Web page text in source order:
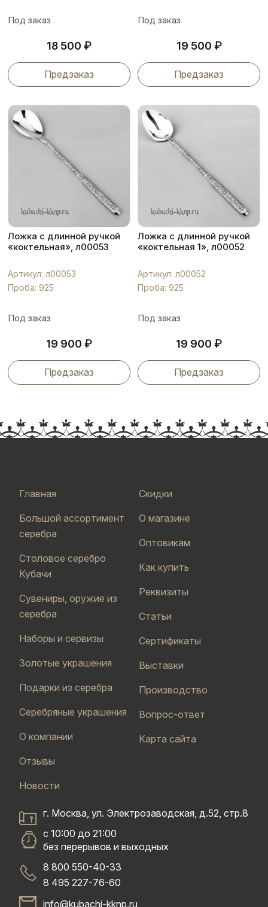
Под заказ
18 500 ₽
Предзаказ
Под заказ
19 500 ₽
Предзаказ
Ложка с длинной ручкой
«коктельная», л00053
Артикул: л00053
Проба: 925
Под заказ
19 900 ₽
Предзаказ
Ложка с длинной ручкой
«коктельная 1», л00052
Артикул: л00052
Проба: 925
Под заказ
19 900 ₽
Предзаказ
Главная
Большой ассортимент
серебра
Столовое серебро
Кубачи
Сувениры, оружие из
серебра
Наборы и сервизы
Золотые украшения
Подарки из серебра
Серебряные украшения
О компании
Отзывы
Новости
Скидки
О магазине
Оптовикам
Как купить
Реквизиты
Статьи
Сертификаты
Выставки
Производство
Вопрос-ответ
Карта сайта
г. Москва, ул. Электрозаводская, д.52, стр.8
с 10:00 до 21:00
без перерывов и выходных
8 800 550-40-33
8 495 227-76-60
info@kubachi-kknp.ru